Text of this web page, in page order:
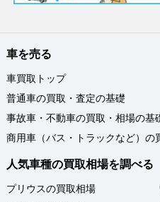
車を売る
車買取トップ
普通車の買取・査定の基礎
事故車・不動車の買取・相場の基
商用車（バス・トラックなど）の
人気車種の買取相場を調べる
プリウスの買取相場